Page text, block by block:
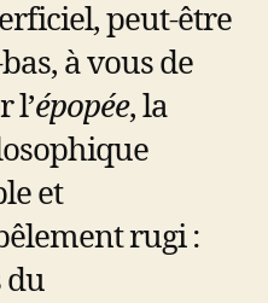
peut-être
à vous de
l’épopée, la
et
rugi :
du